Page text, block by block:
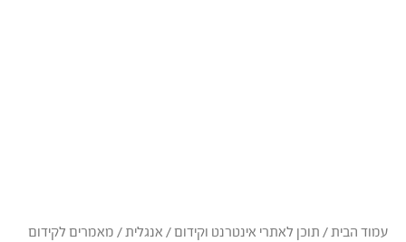
עמוד הבית/ תוכן לאתרי אינטרנט וקידום/ אנגלית/ מאמרים לקידום